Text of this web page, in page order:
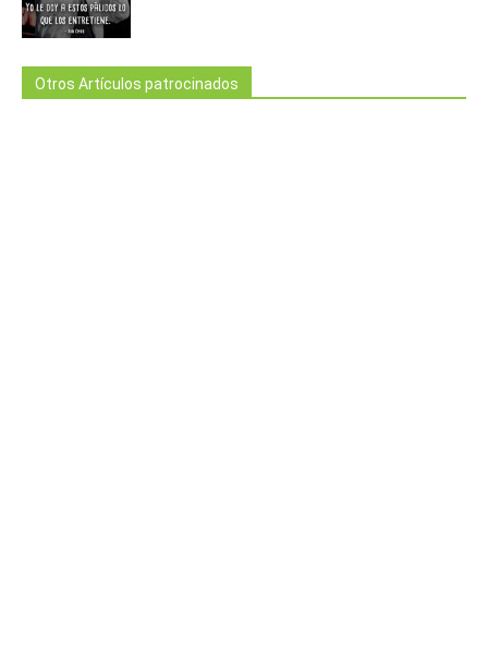
Otros Artículos patrocinados